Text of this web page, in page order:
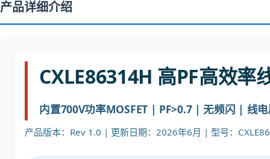
产品详细介绍
CXLE86314H 高PF高效率
内置700V功率MOSFET | PF>0.7 | 无频闪 | 线
产品版本：Rev 1.0 | 更新日期：2026年6月 | 型号：